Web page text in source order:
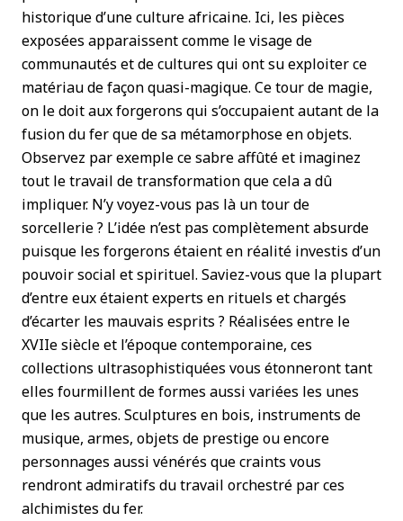
historique d’une culture africaine. Ici, les pièces
exposées apparaissent comme le visage de
communautés et de cultures qui ont su exploiter ce
matériau de façon quasi-magique. Ce tour de magie,
on le doit aux forgerons qui s’occupaient autant de la
fusion du fer que de sa métamorphose en objets.
Observez par exemple ce sabre affûté et imaginez
tout le travail de transformation que cela a dû
impliquer. N’y voyez-vous pas là un tour de
sorcellerie ? L’idée n’est pas complètement absurde
puisque les forgerons étaient en réalité investis d’un
pouvoir social et spirituel. Saviez-vous que la plupart
d’entre eux étaient experts en rituels et chargés
d’écarter les mauvais esprits ? Réalisées entre le
XVIIesiècle et l’époque contemporaine, ces
collections ultrasophistiquées vous étonneront tant
elles fourmillent de formes aussi variées les unes
que les autres. Sculptures en bois, instruments de
musique, armes, objets de prestige ou encore
personnages aussi vénérés que craints vous
rendront admiratifs du travail orchestré par ces
alchimistes du fer.